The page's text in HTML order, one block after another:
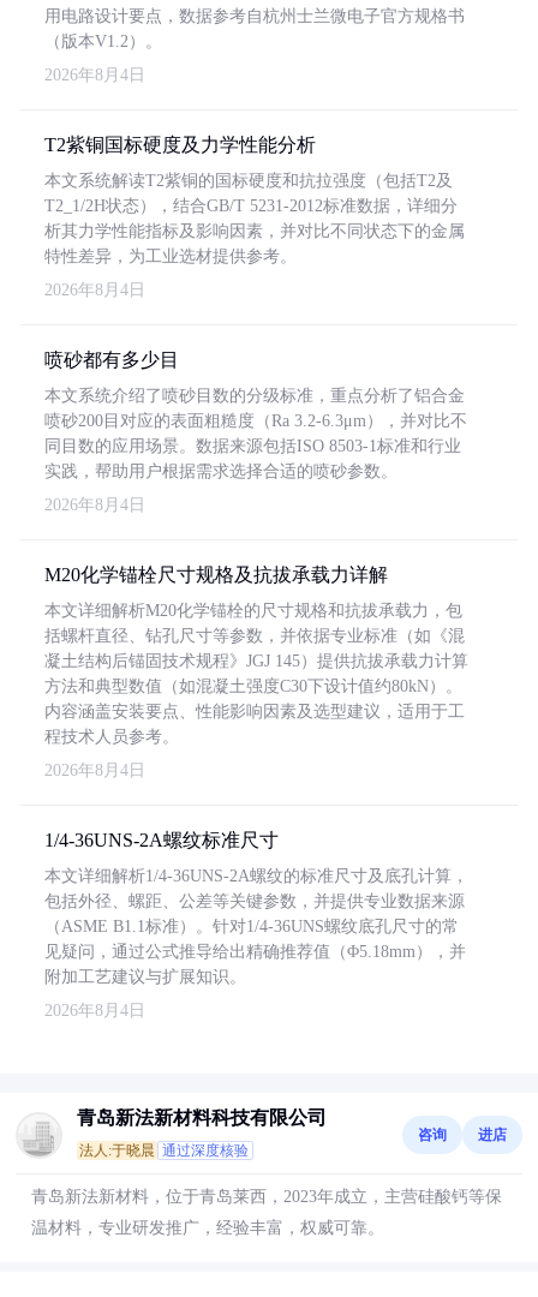
用电路设计要点，数据参考自杭州士兰微电子官方规格书
（版本V1.2）。
2026年8月4日
T2紫铜国标硬度及力学性能分析
本文系统解读T2紫铜的国标硬度和抗拉强度（包括T2及
T2_1/2H状态），结合GB/T 5231-2012标准数据，详细分
析其力学性能指标及影响因素，并对比不同状态下的金属
特性差异，为工业选材提供参考。
2026年8月4日
喷砂都有多少目
本文系统介绍了喷砂目数的分级标准，重点分析了铝合金
喷砂200目对应的表面粗糙度（Ra 3.2-6.3μm），并对比不
同目数的应用场景。数据来源包括ISO 8503-1标准和行业
实践，帮助用户根据需求选择合适的喷砂参数。
2026年8月4日
M20化学锚栓尺寸规格及抗拔承载力详解
本文详细解析M20化学锚栓的尺寸规格和抗拔承载力，包
括螺杆直径、钻孔尺寸等参数，并依据专业标准（如《混
凝土结构后锚固技术规程》JGJ 145）提供抗拔承载力计算
方法和典型数值（如混凝土强度C30下设计值约80kN）。
内容涵盖安装要点、性能影响因素及选型建议，适用于工
程技术人员参考。
2026年8月4日
1/4-36UNS-2A螺纹标准尺寸
本文详细解析1/4-36UNS-2A螺纹的标准尺寸及底孔计算，
包括外径、螺距、公差等关键参数，并提供专业数据来源
（ASME B1.1标准）。针对1/4-36UNS螺纹底孔尺寸的常
见疑问，通过公式推导给出精确推荐值（Φ5.18mm），并
附加工艺建议与扩展知识。
2026年8月4日
青岛新法新材料科技有限公司
法人:于晓晨 通过深度核验
咨询 进店
青岛新法新材料，位于青岛莱西，2023年成立，主营硅酸钙等保
温材料，专业研发推广，经验丰富，权威可靠。